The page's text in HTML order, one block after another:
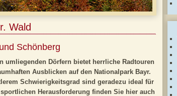
Wald
Schönberg
umliegenden Dörfern bietet herrliche Radtouren
Ausblicken auf den Nationalpark Bayr.
Schwierigkeitsgrad sind geradezu ideal für
Herausforderung finden Sie hier auch